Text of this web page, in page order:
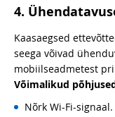
4.
Kaasaegsed
seega võivad
mobiilseadmetest
Võimalikud
Nõrk Wi-Fi-signaal.